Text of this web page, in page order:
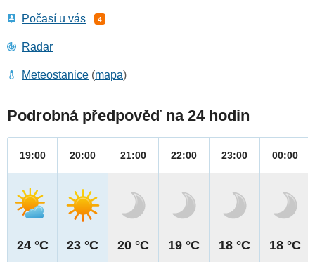
Počasí u vás 4
Radar
Meteostanice (mapa)
Podrobná předpověď na 24 hodin
19:00
24 °C
20:00
23 °C
21:00
20 °C
22:00
19 °C
23:00
18 °C
00:00
18 °C